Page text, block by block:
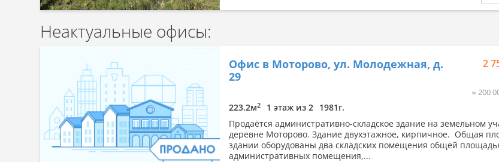
Неактуальные офисы:
Офис в Моторово, ул. Молодежная, д.
29
2
≈ 200
223.2м2 1 этаж из 2 1981г.
Продаётся административно-складское здание на земельном
деревне Моторово. Здание двухэтажное, кирпичное. Общая
здании оборудованы два складских помещения общей
административных помещения,...